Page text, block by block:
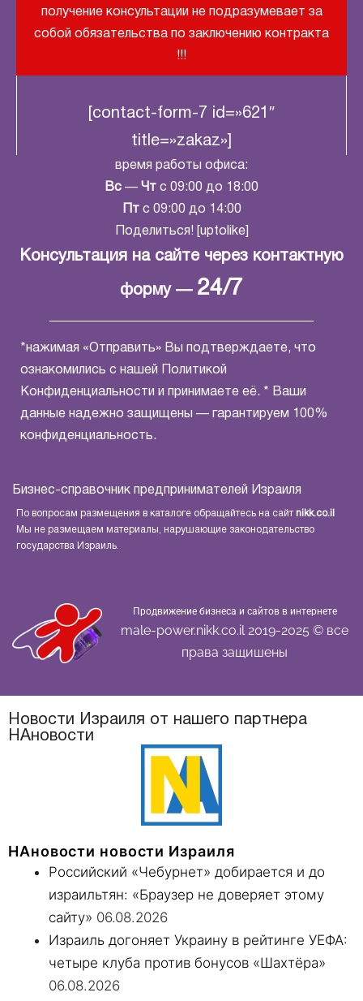
получение консультации не подразумевает за
собой обязательства по заключению контракта
!!!
[contact-form-7 id=»621″
title=»zakaz»]
время работы офиса:
Вс — Чт с 09:00 до 18:00
Птс 09:00 до 14:00
Поделиться! [uptolike]
Консультация на сайте через контактную
форму — 24/7
*нажимая «Отправить» Вы подтверждаете, что
ознакомились с нашей
Политикой
Конфиденциальности и принимаете её. * Ваши
данные надежно защищены — гарантируем 100%
конфиденциальность.
Бизнес-справочник предпринимателей Израиля
По вопросам размещения в каталоге обращайтесь на сайт nikk.co.il
Мы не размещаем материалы, нарушающие законодательство
государства Израиль.
Продвижение бизнеса и сайтов в интернете
male-power.nikk.co.il 2019-2025 © все
права защишены
Новости Израиля от нашего партнера
НАновости
НАновости новости Израиля
Российский «Чебурнет» добирается и до
израильтян: «Браузер не доверяет этому
сайту» 06.08.2026
Израиль догоняет Украину в рейтинге УЕФА:
четыре клуба против бонусов «Шахтёра»
06.08.2026